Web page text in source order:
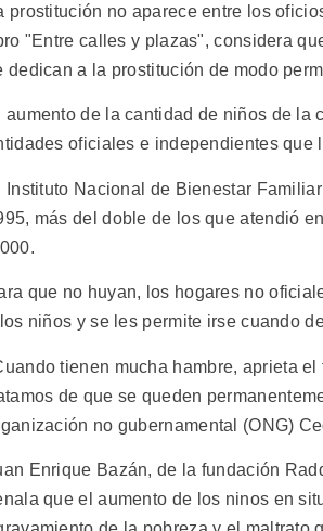
prostitución no aparece entre los
"Entre calles y plazas", considera
dedican a la prostitución de modo
aumento de la cantidad de niños de
oficiales e independientes que
Instituto Nacional de Bienestar
más del doble de los que atendió
que no huyan, los hogares no
niños y se les permite irse cuando
tienen mucha hambre, aprieta
de que se queden
no gubernamental (ONG)
Enrique Bazán, de la fundación
que el aumento de los ninos en